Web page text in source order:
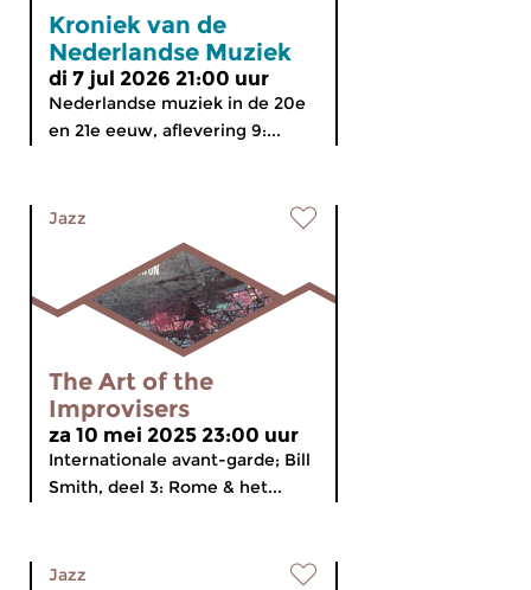
Kroniek van de
Nederlandse Muziek
di 7 jul 2026 21:00 uur
Nederlandse muziek in de 20e
en 21e eeuw, aflevering 9:...
Jazz
The Art of the
Improvisers
za 10 mei 2025 23:00 uur
Internationale avant-garde; Bill
Smith, deel 3: Rome & het...
Jazz